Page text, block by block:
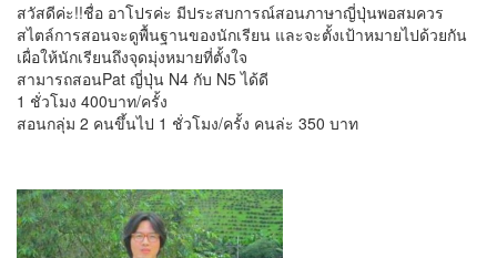
สวัสดีค่ะ!!ชื่อ อาโปรค่ะ มีประสบการณ์สอนภาษาญี่ปุ่นพอสมควร
สไตล์การสอนจะดูพื้นฐานของนักเรียน และจะตั้งเป้าหมายไปด้วยกัน
เผื่อให้นักเรียนถึงจุดมุ่งหมายที่ตั้งใจ
สามารถสอนPat ญี่ปุ่น N4 กับ N5 ได้ดี
1 ชั่วโมง 400บาท/ครั้ง
สอนกลุ่ม 2 คนขึ้นไป 1 ชั่วโมง/ครั้ง คนล่ะ 350 บาท